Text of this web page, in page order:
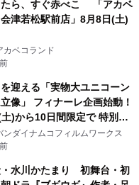
たら、すぐ赤べこ 「アカベ
津若松駅前店」8月8日(土)
カベコランド
迎える「実物大ユニコーン
像」 フィナーレ企画始動！
)から10日間限定で 特別映
GUNDAM Statue ―
POSSIBILITY ―』を上映！
ンダイナムコフィルムワークス
・水川かたまり 初舞台・初